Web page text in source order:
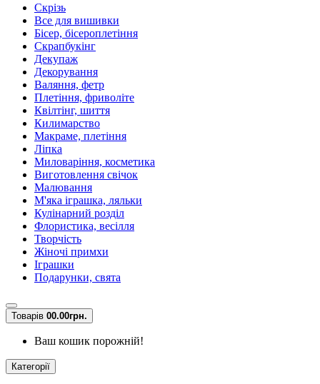
Скрізь
Все для вишивки
Бісер, бісероплетіння
Скрапбукінг
Декупаж
Декорування
Валяння, фетр
Плетіння, фриволіте
Квілтінг, шиття
Килимарство
Макраме, плетіння
Ліпка
Миловаріння, косметика
Виготовлення свічок
Малювання
М'яка іграшка, ляльки
Кулінарний розділ
Флористика, весілля
Творчість
Жіночі примхи
Іграшки
Подарунки, свята
Товарів 00.00грн.
Ваш кошик порожній!
Категорії